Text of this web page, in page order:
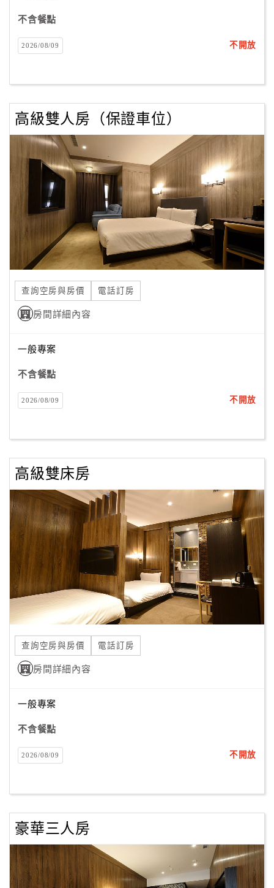
員
戶
客
服
聯
線
上
紅
利
查
訂
房
Q&A
旅
卡
訂
房
請
款
收
據
合
作
提
案
店
作
商
合
作
不含餐點
2026/08/09 不開放
高級雙人房（保證車位）
查詢空房與房價 電話訂房
房間詳細內容
一般專案
不含餐點
2026/08/09 不開放
高級雙床房
查詢空房與房價 電話訂房
房間詳細內容
一般專案
不含餐點
2026/08/09 不開放
豪華三人房